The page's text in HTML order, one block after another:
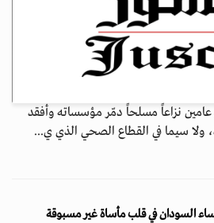
نزاعاً مسلحاً دمّر مؤسساته وأفقد
ولا سيما في القطاع الصحي الذي ي...
السودان في قلب مأساة غير مسبوقة